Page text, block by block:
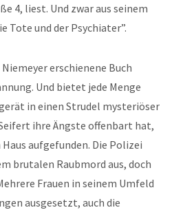
4, liest. Und zwar aus seinem
Tote und der Psychiater”.
Niemeyer erschienene Buch
Und bietet jede Menge
in einen Strudel mysteriöser
ihre Ängste offenbart hat,
aufgefunden. Die Polizei
brutalen Raubmord aus, doch
Frauen in seinem Umfeld
ausgesetzt, auch die